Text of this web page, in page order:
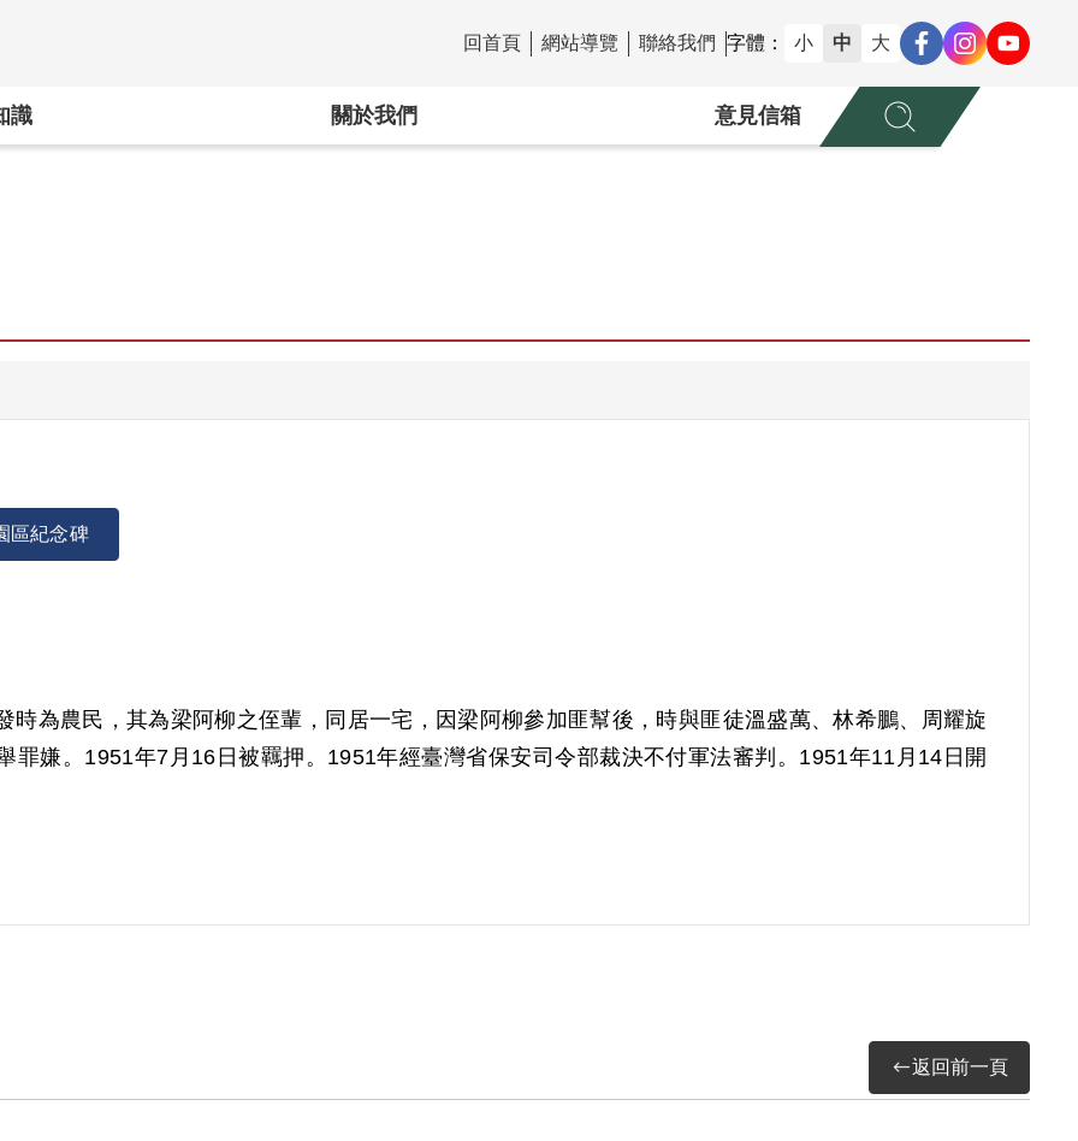
:::
回首頁 網站導覽 聯絡我們 字體： 小 中 大
識 關於我們 意見信箱
區紀念碑
為農民，其為梁阿柳之侄輩，同居一宅，因梁阿柳參加匪幫後，時與匪徒溫盛萬、林希鵬、周耀旋
罪嫌。1951年7月16日被羈押。1951年經臺灣省保安司令部裁決不付軍法審判。1951年11月14日開
其已獲冤獄賠償。
返回前一頁